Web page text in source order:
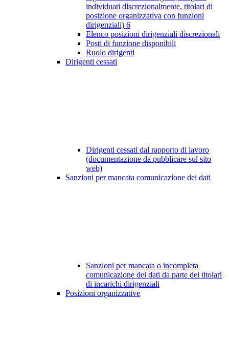
individuati discrezionalmente, titolari di
posizione organizzativa con funzioni
dirigenziali) 6
Elenco posizioni dirigenziali discrezionali
Posti di funzione disponibili
Ruolo dirigenti
Dirigenti cessati
Dirigenti cessati dal rapporto di lavoro
(documentazione da pubblicare sul sito
web)
Sanzioni per mancata comunicazione dei dati
Sanzioni per mancata o incompleta
comunicazione dei dati da parte dei titolari
di incarichi dirigenziali
Posizioni organizzative